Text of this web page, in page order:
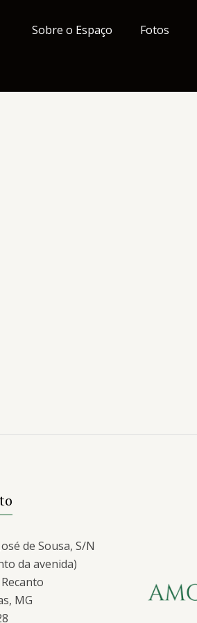
Sobre o Espaço Fotos
de Sousa, S/N
da avenida)
MG